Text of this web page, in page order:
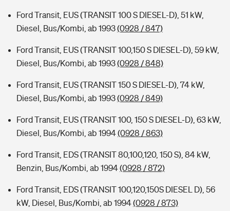
Ford Transit, EUS (TRANSIT 100 S DIESEL-D), 51 kW,
Diesel, Bus/Kombi, ab 1993(0928 / 847)
Ford Transit, EUS (TRANSIT 100,150 S DIESEL-D), 59 kW,
Diesel, Bus/Kombi, ab 1993(0928 / 848)
Ford Transit, EUS (TRANSIT 150 S DIESEL-D), 74 kW,
Diesel, Bus/Kombi, ab 1993(0928 / 849)
Ford Transit, EUS (TRANSIT 100, 150 S DIESEL-D), 63 kW,
Diesel, Bus/Kombi, ab 1994(0928 / 863)
Ford Transit, EDS (TRANSIT 80,100,120, 150 S), 84 kW,
Benzin, Bus/Kombi, ab 1994(0928 / 872)
Ford Transit, EDS (TRANSIT 100,120,150S DIESEL D), 56
kW, Diesel, Bus/Kombi, ab 1994(0928 / 873)